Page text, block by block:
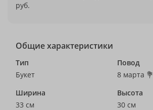
руб.
Общие характеристики
Тип
Букет
Повод
8 марта 💐
Ширина
33 см
Высота
30 см